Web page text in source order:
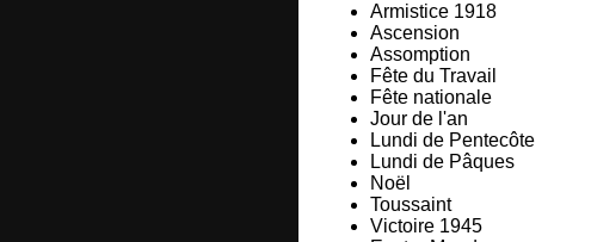
Armistice 1918
Ascension
Assomption
Fête du Travail
Fête nationale
Jour de l'an
Lundi de Pentecôte
Lundi de Pâques
Noël
Toussaint
Victoire 1945